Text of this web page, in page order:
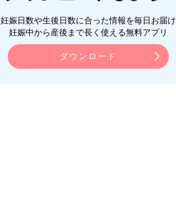
妊娠日数や生後日数に合った情報を毎日お届け
妊娠中から産後まで長く使える無料アプリ
ダウンロード